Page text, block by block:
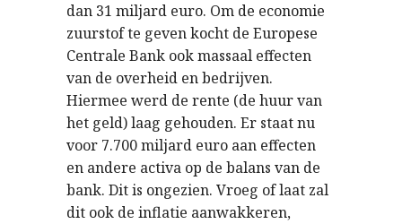
dan 31 miljard euro. Om de economie
zuurstof te geven kocht de Europese
Centrale Bank ook massaal effecten
van de overheid en bedrijven.
Hiermee werd de rente (de huur van
het geld) laag gehouden. Er staat nu
voor 7.700 miljard euro aan effecten
en andere activa op de balans van de
bank. Dit is ongezien. Vroeg of laat zal
dit ook de inflatie aanwakkeren,